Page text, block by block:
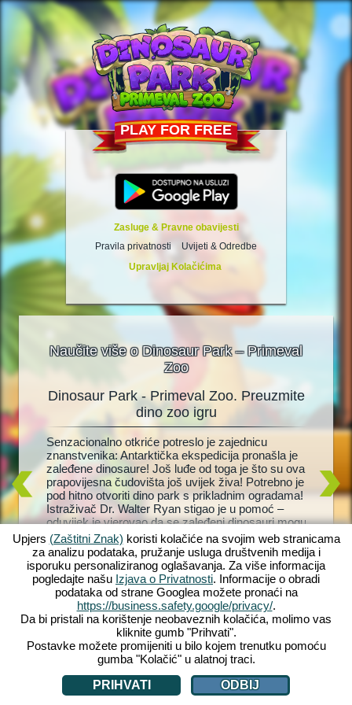
PLAY FOR FREE
Zasluge & Pravne obavijesti
Pravila privatnosti
Uvijeti & Odredbe
Upravljaj Kolačićima
Naučite više o Dinosaur Park – Primeval
Zoo
Brzo,
za
se
Što
Dinosaur Park - Primeval Zoo. Preuzmite
dino zoo igru
Senzacionalno otkriće potreslo je zajednicu
znanstvenika: Antarktička ekspedicija pronašla je
zaleđene dinosaure! Još luđe od toga je što su ova
prapovijesna čudovišta još uvijek živa! Potrebno je
pod hitno otvoriti dino park s prikladnim ogradama!
Istraživač Dr. Walter Ryan stigao je u pomoć –
oduvijek je vjerovao da se zaleđeni dinosauri mogu
vratiti u život. Ali hoće li ikada saznati što se
dogodilo s njegovom ženom koja je davno
nestala? Uskočite u divlju, pretpovijesnu avanturu
s Dinosaur Park – Primeval Zoo!
vlastiti
pomoć
učiniti
Upjers (Zaštitni Znak) koristi kolačiće na svojim web stranicama
za analizu podataka, pružanje usluga društvenih medija i
isporuku personaliziranog oglašavanja. Za više informacija
pogledajte našu Izjava o Privatnosti. Informacije o obradi
podataka od strane Googlea možete pronaći na
https://business.safety.google/privacy/.
Da bi pristali na korištenje neobaveznih kolačića, molimo vas
kliknite gumb "Prihvati".
Postavke možete promijeniti u bilo kojem trenutku pomoću
gumba "Kolačić" u alatnoj traci.
PRIHVATI
ODBIJ